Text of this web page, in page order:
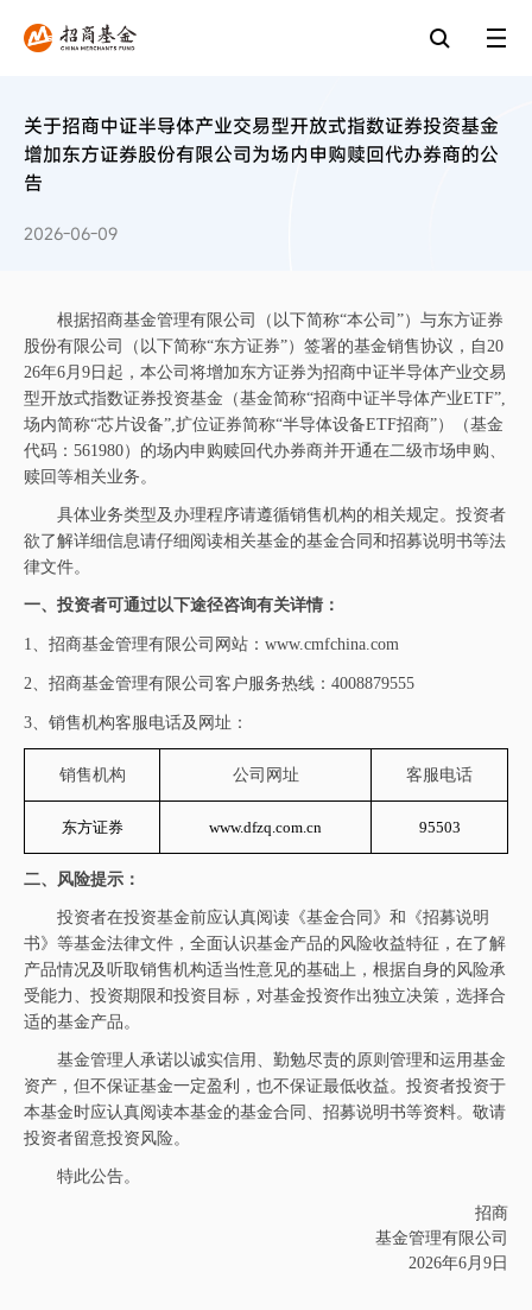
关于招商中证半导体产业交易型开放式指数证券投资基金
增加东方证券股份有限公司为场内申购赎回代办券商的公
告
2026-06-09
根据招商基金管理有限公司（以下简称“本公司”）与东方证券
股份有限公司（以下简称“东方证券”）签署的基金销售协议，自20
26年6月9日起，本公司将增加东方证券为招商中证半导体产业交易
型开放式指数证券投资基金（基金简称“招商中证半导体产业ETF”,
场内简称“芯片设备”,扩位证券简称“半导体设备ETF招商”）（基金
代码：561980）的场内申购赎回代办券商并开通在二级市场申购、
赎回等相关业务。
具体业务类型及办理程序请遵循销售机构的相关规定。投资者
欲了解详细信息请仔细阅读相关基金的基金合同和招募说明书等法
律文件。
一、投资者可通过以下途径咨询有关详情：
1、招商基金管理有限公司网站：www.cmfchina.com
2、招商基金管理有限公司客户服务热线：4008879555
3、销售机构客服电话及网址：
销售机构 公司网址 客服电话
东方证券 www.dfzq.com.cn 95503
二、风险提示：
投资者在投资基金前应认真阅读《基金合同》和《招募说明
书》等基金法律文件，全面认识基金产品的风险收益特征，在了解
产品情况及听取销售机构适当性意见的基础上，根据自身的风险承
受能力、投资期限和投资目标，对基金投资作出独立决策，选择合
适的基金产品。
基金管理人承诺以诚实信用、勤勉尽责的原则管理和运用基金
资产，但不保证基金一定盈利，也不保证最低收益。投资者投资于
本基金时应认真阅读本基金的基金合同、招募说明书等资料。敬请
投资者留意投资风险。
特此公告。
招商
基金管理有限公司
2026年6月9日